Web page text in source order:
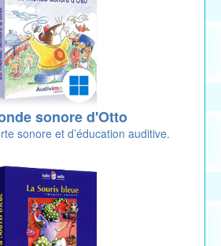
sonore d'Otto
sonore et d’éducation auditive.